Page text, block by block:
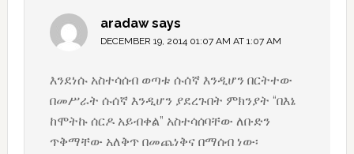
aradaw says
DECEMBER 19, 2014 01:07 AM AT 1:07 AM
እንደነሱ አስተሳሰብ ወጣቱ ሱሰኛ እንዲሆን በርትተው
በመሥራት ሱሰኛ እንዲሆን ያደረጉበት ምክንያት “በእኔ
ከሞትኩ ሰርዶ አይብቀል” አስተሳሰባቸው ለቡድን
ጥቅማቸው አለቅጥ በመጨነቅና በማሰብ ነው፡